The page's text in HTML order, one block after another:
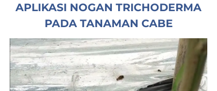
APLIKASI NOGAN TRICHODERMA
PADA TANAMAN CABE